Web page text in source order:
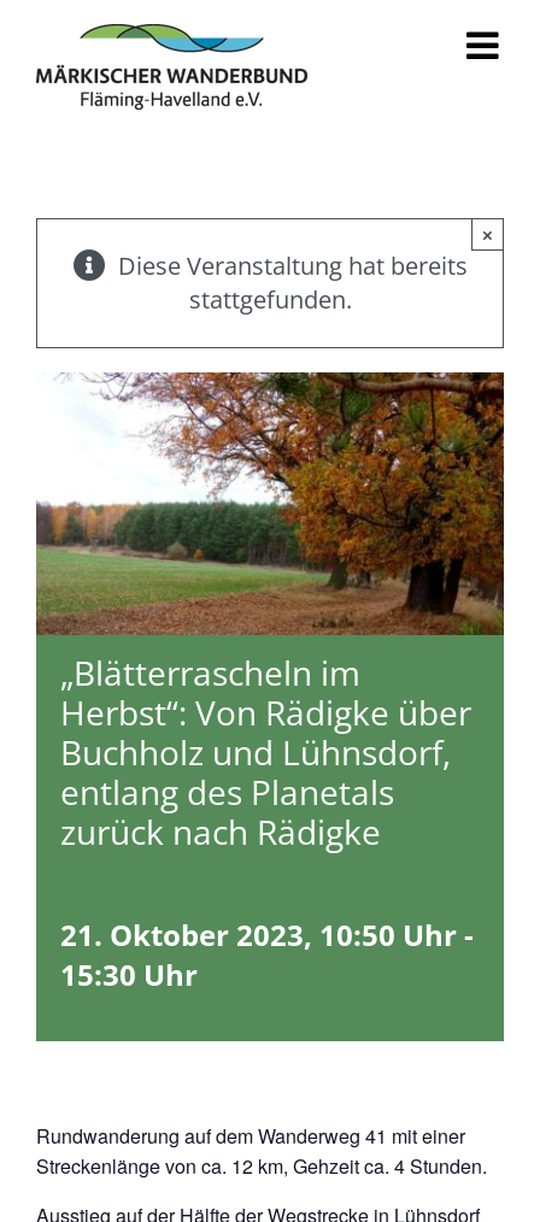
springen
×
Diese Veranstaltung hat bereits
stattgefunden.
„Blätterrascheln im
Herbst“: Von Rädigke über
Buchholz und Lühnsdorf,
entlang des Planetals
zurück nach Rädigke
21. Oktober 2023, 10:50 Uhr-
15:30 Uhr
Rundwanderung auf dem Wanderweg 41 mit einer
Streckenlänge von ca. 12 km, Gehzeit ca. 4 Stunden.
Ausstieg auf der Hälfte der Wegstrecke in Lühnsdorf